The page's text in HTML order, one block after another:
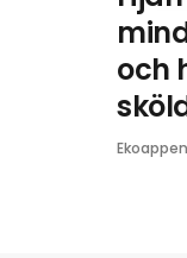
och
Ekoappen